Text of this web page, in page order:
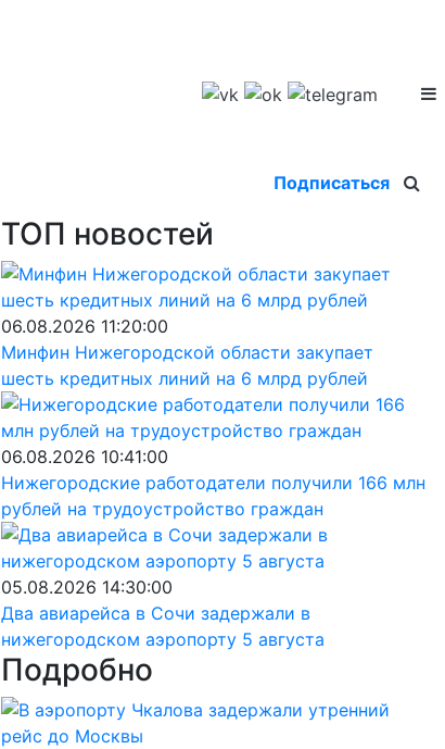
Подписаться
ТОП новостей
06.08.2026 11:20:00
Минфин Нижегородской области закупает
шесть кредитных линий на 6 млрд рублей
06.08.2026 10:41:00
Нижегородские работодатели получили 166 млн
рублей на трудоустройство граждан
05.08.2026 14:30:00
Два авиарейса в Сочи задержали в
нижегородском аэропорту 5 августа
Подробно